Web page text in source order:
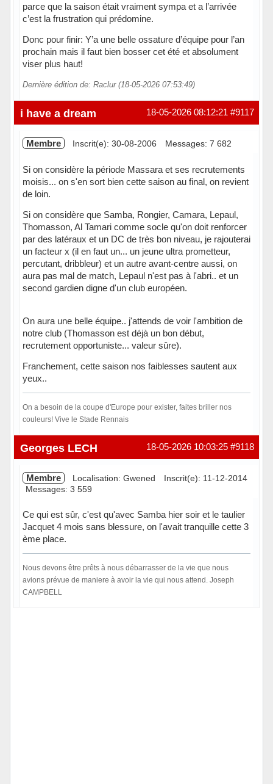
parce que la saison était vraiment sympa et a l’arrivée
c’est la frustration qui prédomine.
Donc pour finir: Y’a une belle ossature d’équipe pour l’an
prochain mais il faut bien bosser cet été et absolument
viser plus haut!
Dernière édition de: Raclur (18-05-2026 07:53:49)
Hors ligne #9117
18-05-2026 08:12:21
i have a dream
Membre Inscrit(e): 30-08-2006 Messages: 7 682
Si on considère la période Massara et ses recrutements
moisis... on s'en sort bien cette saison au final, on revient
de loin.
Si on considère que Samba, Rongier, Camara, Lepaul,
Thomasson, Al Tamari comme socle qu'on doit renforcer
par des latéraux et un DC de très bon niveau, je rajouterai
un facteur x (il en faut un... un jeune ultra prometteur,
percutant, dribbleur) et un autre avant-centre aussi, on
aura pas mal de match, Lepaul n'est pas à l'abri.. et un
second gardien digne d'un club européen.
On aura une belle équipe.. j'attends de voir l'ambition de
notre club (Thomasson est déjà un bon début,
recrutement opportuniste... valeur sûre).
Franchement, cette saison nos faiblesses sautent aux
yeux..
On a besoin de la coupe d'Europe pour exister, faites briller nos
couleurs! Vive le Stade Rennais
Hors ligne #9118
18-05-2026 10:03:25
Georges LECH
Membre Localisation: Gwened
Inscrit(e): 11-12-2014
Messages: 3 559
Ce qui est sûr, c'est qu'avec Samba hier soir et le taulier
Jacquet 4 mois sans blessure, on l'avait tranquille cette 3
ème place.
Nous devons être prêts à nous débarrasser de la vie que nous
avions prévue de maniere à avoir la vie qui nous attend. Joseph
CAMPBELL